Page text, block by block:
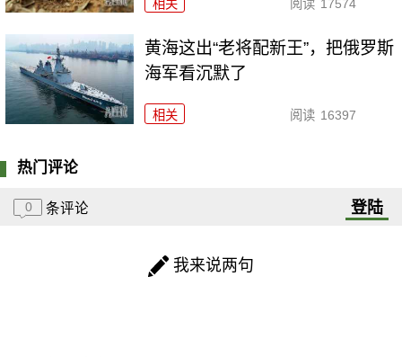
相关 阅读 17574
黄海这出“老将配新王”，把俄罗斯
海军看沉默了
相关 阅读 16397
热门评论
0 条评论 登陆
我来说两句